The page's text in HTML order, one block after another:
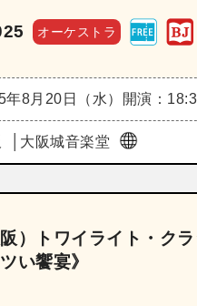
オーケストラ
年8月20日（水） 開演：
大阪城音楽堂
）トワイライト・ク
い饗宴》